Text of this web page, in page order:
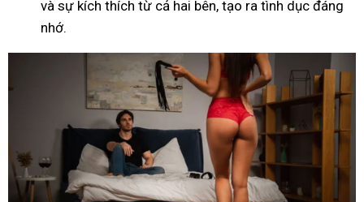
và sự kích thích từ cả hai bên, tạo ra tình dục đáng
nhớ.